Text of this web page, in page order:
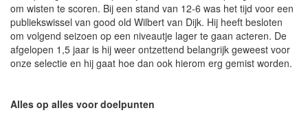
om wisten te scoren. Bij een stand van 12-6 was het tijd voor een
publiekswissel van good old Wilbert van Dijk. Hij heeft besloten
om volgend seizoen op een niveautje lager te gaan acteren. De
afgelopen 1,5 jaar is hij weer ontzettend belangrijk geweest voor
onze selectie en hij gaat hoe dan ook hierom erg gemist worden.
Alles op alles voor doelpunten